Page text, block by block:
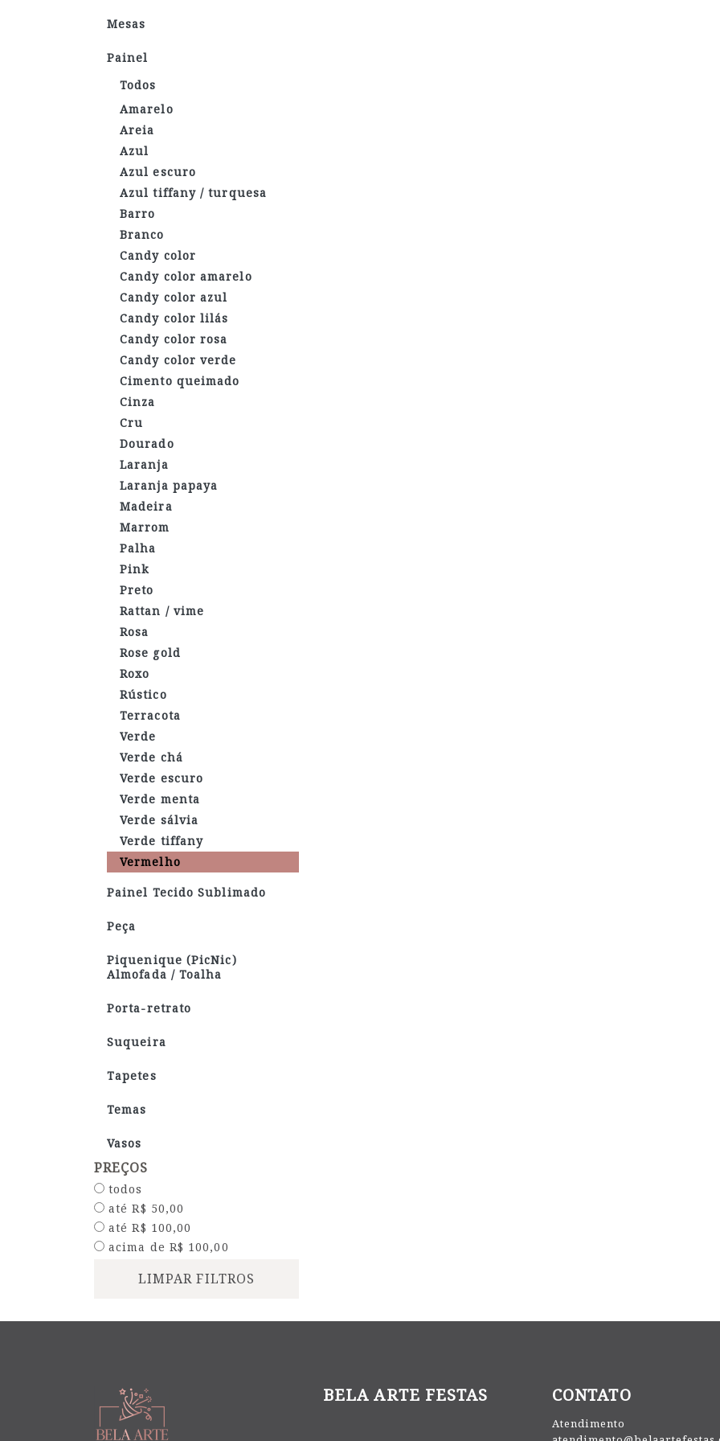
Mesas
Painel
Todos
Amarelo
Areia
Azul
Azul escuro
Azul tiffany / turquesa
Barro
Branco
Candy color
Candy color amarelo
Candy color azul
Candy color lilás
Candy color rosa
Candy color verde
Cimento queimado
Cinza
Cru
Dourado
Laranja
Laranja papaya
Madeira
Marrom
Palha
Pink
Preto
Rattan / vime
Rosa
Rose gold
Roxo
Rústico
Terracota
Verde
Verde chá
Verde escuro
Verde menta
Verde sálvia
Verde tiffany
Vermelho
Painel Tecido Sublimado
Peça
Piquenique (PicNic)
Almofada / Toalha
Porta-retrato
Suqueira
Tapetes
Temas
Vasos
PREÇOS
todos
até R$ 50,00
até R$ 100,00
acima de R$ 100,00
LIMPAR FILTROS
BELA ARTE FESTAS CONTATO
Atendimento